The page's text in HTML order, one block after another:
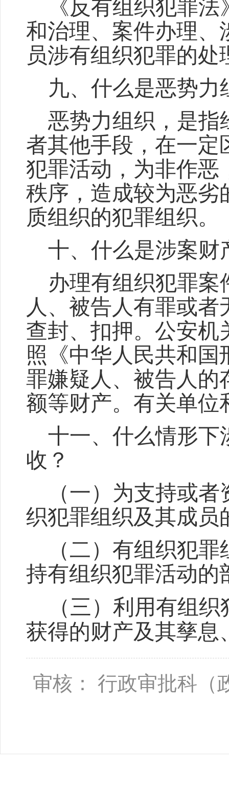
《反有组织犯罪法
和治理、案件办理、
员涉有组织犯罪的
九、 什么是恶势力
恶势力组织，是指
者其他手段，在一定
犯罪活动，为非作恶
秩序，造成较为恶劣
质组织的犯罪组织。
十、 什么是涉案财
办理有组织犯罪
人、被告人有罪或
查封、扣押。公安机
照《中华人民共和
罪嫌疑人、被告人的
额等财产。有关单位
十一、 什么情形下
收？
（一）为支持或
织犯罪组织及其成员
（二）有组织犯
持有组织犯罪活动的
（三）利用有组织
获得的财产及其孳息
审核： 行政审批科